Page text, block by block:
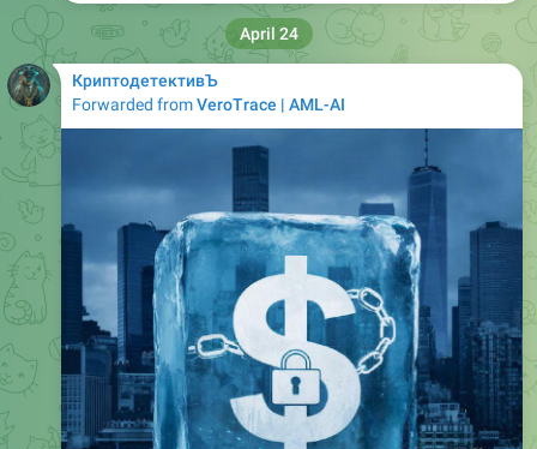
КриптодетективЪ
Forwarded fromVeroTrace | AML-AI
April 24